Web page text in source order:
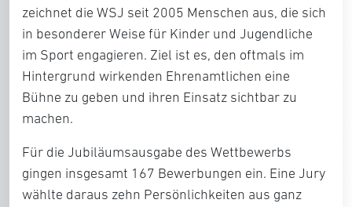
zeichnet die WSJ seit 2005 Menschen aus, die sich
in besonderer Weise für Kinder und Jugendliche
im Sport engagieren. Ziel ist es, den oftmals im
Hintergrund wirkenden Ehrenamtlichen eine
Bühne zu geben und ihren Einsatz sichtbar zu
machen.
Für die Jubiläumsausgabe des Wettbewerbs
gingen insgesamt 167 Bewerbungen ein. Eine Jury
wählte daraus zehn Persönlichkeiten aus ganz